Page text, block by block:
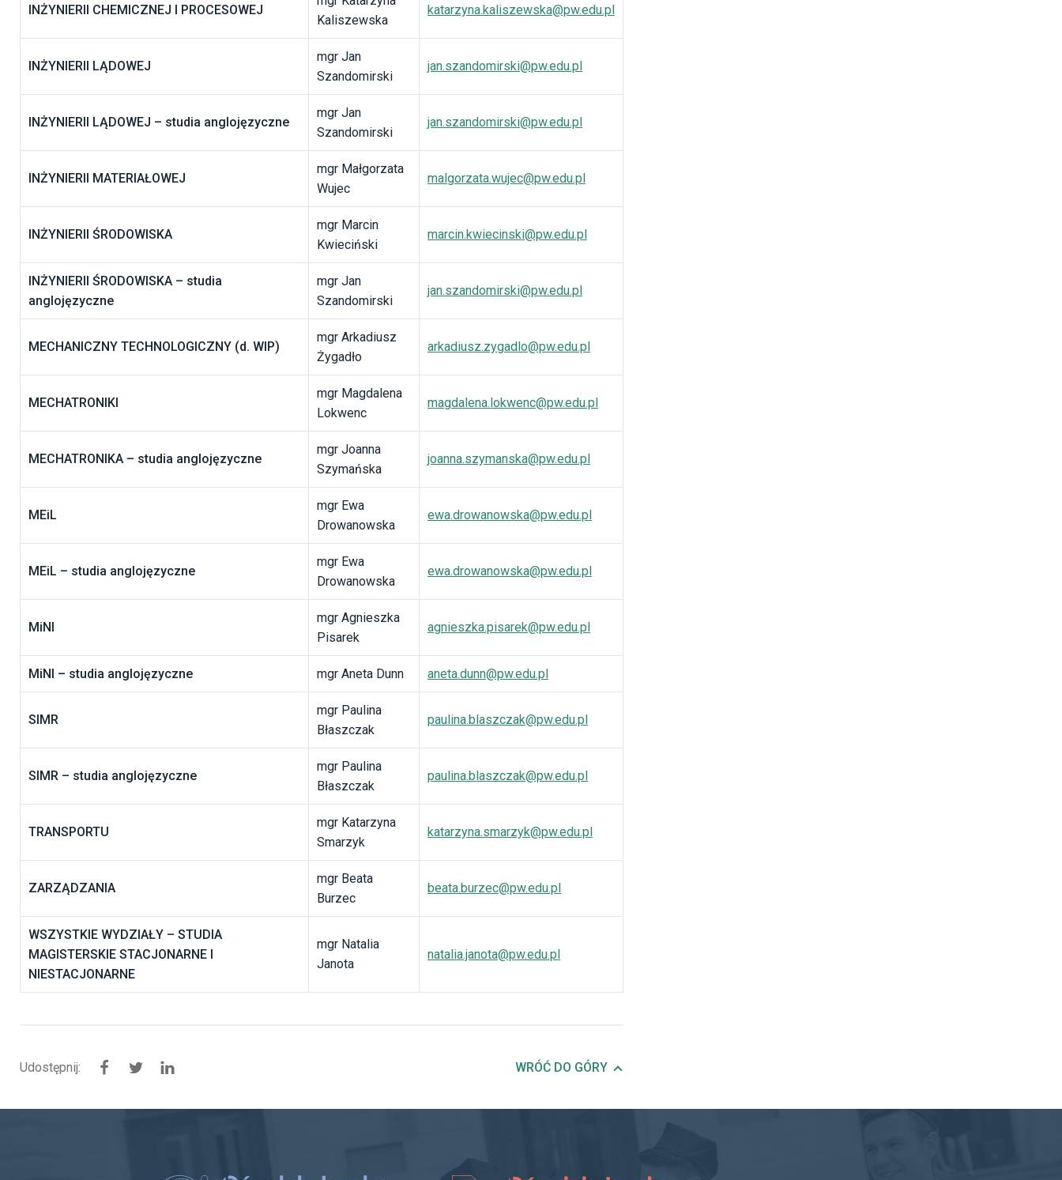
INŻYNIERII CHEMICZNEJ I PROCESOWEJ
Kaliszewska
katarzyna.kaliszewska@pw.edu.pl
INŻYNIERII LĄDOWEJ
mgr Jan
Szandomirski
jan.szandomirski@pw.edu.pl
INŻYNIERII LĄDOWEJ – studia anglojęzyczne
mgr Jan
Szandomirski
jan.szandomirski@pw.edu.pl
INŻYNIERII MATERIAŁOWEJ
mgr Małgorzata
Wujec
malgorzata.wujec@pw.edu.pl
INŻYNIERII ŚRODOWISKA
mgr Marcin
Kwieciński
marcin.kwiecinski@pw.edu.pl
INŻYNIERII ŚRODOWISKA – studia
anglojęzyczne
mgr Jan
Szandomirski
jan.szandomirski@pw.edu.pl
MECHANICZNY TECHNOLOGICZNY (d. WIP)
mgr Arkadiusz
Żygadło
arkadiusz.zygadlo@pw.edu.pl
MECHATRONIKI
mgr Magdalena
Lokwenc
magdalena.lokwenc@pw.edu.pl
MECHATRONIKA – studia anglojęzyczne
mgr Joanna
Szymańska
joanna.szymanska@pw.edu.pl
MEiL
mgr Ewa
Drowanowska
ewa.drowanowska@pw.edu.pl
MEiL – studia anglojęzyczne
mgr Ewa
Drowanowska
ewa.drowanowska@pw.edu.pl
MiNI
mgr Agnieszka
Pisarek
agnieszka.pisarek@pw.edu.pl
MiNI – studia anglojęzyczne mgr Aneta Dunn aneta.dunn@pw.edu.pl
SIMR
mgr Paulina
Błaszczak
paulina.blaszczak@pw.edu.pl
SIMR – studia anglojęzyczne
mgr Paulina
Błaszczak
paulina.blaszczak@pw.edu.pl
TRANSPORTU
mgr Katarzyna
Smarzyk
katarzyna.smarzyk@pw.edu.pl
ZARZĄDZANIA
mgr Beata
Burzec
beata.burzec@pw.edu.pl
WSZYSTKIE WYDZIAŁY – STUDIA
MAGISTERSKIE STACJONARNE I
NIESTACJONARNE
mgr Natalia
Janota
natalia.janota@pw.edu.pl
Udostępnij: Udostępnij na Facebook
Udostępnij na Twitter
Udostępnij na Linkedin WRÓĆ DO GÓRY